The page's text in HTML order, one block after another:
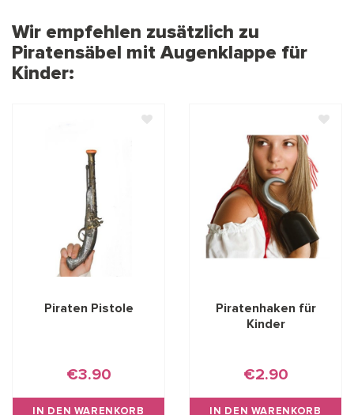
Wir empfehlen zusätzlich zu
Piratensäbel mit Augenklappe für
Kinder:
Piraten Pistole
€3.90
IN DEN WARENKORB
Piratenhaken für
Kinder
€2.90
IN DEN WARENKORB